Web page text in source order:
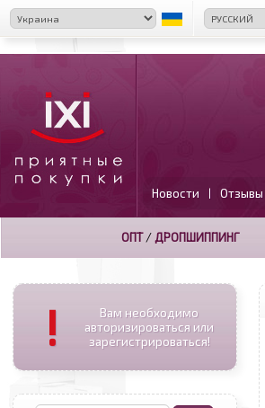
Новости | Отзывы
ОПТ/ ДРОПШИППИНГ
!
Вам необходимо
авторизироваться или
зарегистрироваться!